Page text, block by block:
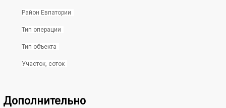
Район Евпатории
Тип операции
Тип объекта
Участок, соток
Дополнительно